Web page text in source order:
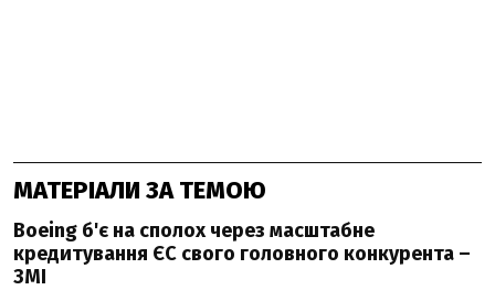
МАТЕРІАЛИ ЗА ТЕМОЮ
Boeing б'є на сполох через масштабне
кредитування ЄС свого головного конкурента –
ЗМІ